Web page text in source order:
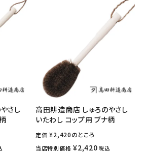
め
person 会員登録
さし
高田耕造商店 しゅろのやさし
いたわし コップ用 ブナ柄
定価 ¥2,420のところ
当店特別価格 ¥2,420 税込